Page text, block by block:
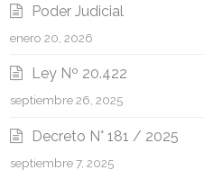
Poder Judicial
enero 20, 2026
Ley Nº 20.422
septiembre 26, 2025
Decreto N° 181 / 2025
septiembre 7, 2025